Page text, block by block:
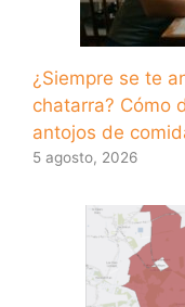
¿Siempre se te
chatarra? Cómo
antojos de
5 agosto, 2026